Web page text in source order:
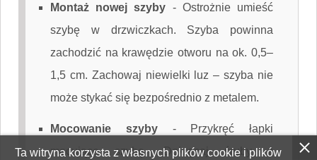
Ta witryna korzysta z własnych plików cookie i plików
Montaż nowej szyby - Ostrożnie umieść
szybę w drzwiczkach. Szyba powinna
zachodzić na krawędzie otworu na ok. 0,5–
1,5 cm. Zachowaj niewielki luz – szyba nie
może stykać się bezpośrednio z metalem.
Mocowanie szyby-
Przykręć łapki
mocujące szybę. Dokręcaj śruby z